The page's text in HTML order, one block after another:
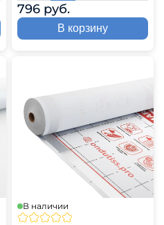
796 руб.
В корзину
В наличии